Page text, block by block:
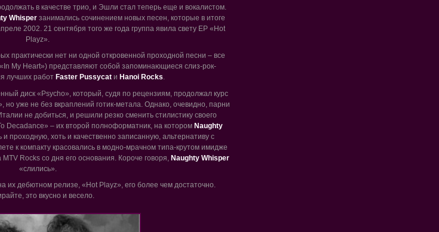
в качестве трио, и Эшли стал теперь еще и вокалистом.
Whisperзанимались сочинением новых песен, которые в итоге
2002. 21 сентября того же года группа явила свету EP «Hot
Playz».
практически нет ни одной откровенной проходной песни – все
My Heart») представляют собой запоминающиеся слиз-рок-
лучших работ Faster Pussycat и Hanoi Rocks.
диск «Psycho», который, судя по рецензиям, продолжал курс
но уже не без вкраплений готик-метала. Однако, очевидно, парни
не добиться, и решили резко сменить стилистику своего
Decadance» – их второй полноформатник, на котором Naughty
и проходную, хоть и качественно записанную, альтернативу с
к компакту красовались в модно-мрачном типа-крутом имидже
Rocks со дня его основания. Короче говоря, Naughty Whisper
«слились».
их дебютном релизе, «Hot Playz», его более чем достаточно.
это вкусно и весело.